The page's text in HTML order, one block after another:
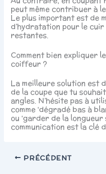
peut même contribuer à
Le plus important est de
d’hydratation pour le
restantes.
Comment bien expliquer
coiffeur ?
La meilleure solution est
de la coupe que tu
angles. N’hésite pas à
comme ‘dégradé bas à
ou ‘garder de la longueur
communication est la clé
PRÉCÉDENT